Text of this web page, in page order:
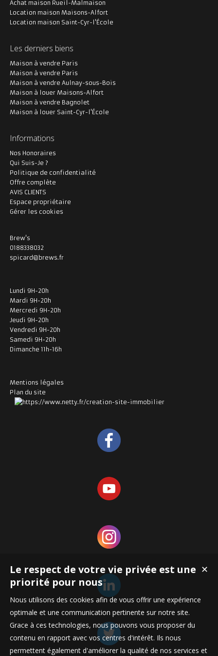
Achat maison Rueil-Malmaison
Location maison Maisons-Alfort
Location maison Saint-Cyr-l'École
Les derniers biens
Maison à vendre Paris
Maison à vendre Paris
Maison à vendre Aulnay-sous-Bois
Maison à louer Maisons-Alfort
Maison à vendre Bagnolet
Maison à louer Saint-Cyr-l'École
Informations
Nos Honoraires
Qui Suis-Je ?
Politique de confidentialité
Offre complète
AVIS CLIENTS
Espace propriétaire
Gérer les cookies
Brew's
0188338032
spicard@brews.fr
Lundi 9H-20h
Mardi 9H-20h
Mercredi 9H-20h
Jeudi 9H-20h
Vendredi 9H-20h
Samedi 9H-20h
Dimanche 11h-16h
Mentions légales
Plan du site
✕
Le respect de votre vie privée est une
priorité pour nous
Nous utilisons des cookies afin de vous offrir une expérience
optimale et une communication pertinente sur notre site.
Grace à ces technologies, nous pouvons vous proposer du
contenu en rapport avec vos centres d'intérêt. Ils nous
permettent également d'améliorer la qualité de nos services et